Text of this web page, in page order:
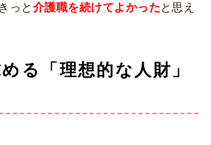
っと 介護職を続けてよかったと思え
る「理想的な人財」